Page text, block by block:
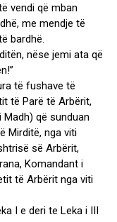
vendi që mban
me mendje të
bardhë.
nëse jemi ata që
të fushave të
të Parë të Arbërit,
që sunduan
Mirditë, nga viti
së Arbërit,
Komandant i
të Arbërit nga viti
I e deri te Leka i III